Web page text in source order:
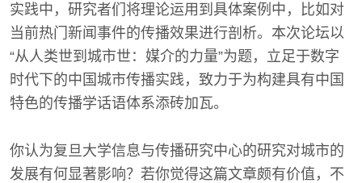
实践中，研究者们将理论运用到具体案例中，比如对
当前热门新闻事件的传播效果进行剖析。本次论坛以
“从人类世到城市世：媒介的力量”为题，立足于数字
时代下的中国城市传播实践，致力于为构建具有中国
特色的传播学话语体系添砖加瓦。
你认为复旦大学信息与传播研究中心的研究对城市的
发展有何显著影响？若你觉得这篇文章颇有价值，不